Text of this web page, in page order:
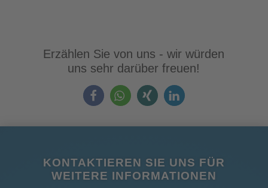
Erzählen Sie von uns - wir würden
uns sehr darüber freuen!
KONTAKTIEREN SIE UNS FÜR
WEITERE INFORMATIONEN